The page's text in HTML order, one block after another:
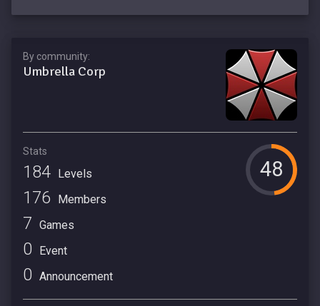
By community:
Umbrella Corp
Stats
48
184 Levels
176 Members
7 Games
0 Event
0 Announcement